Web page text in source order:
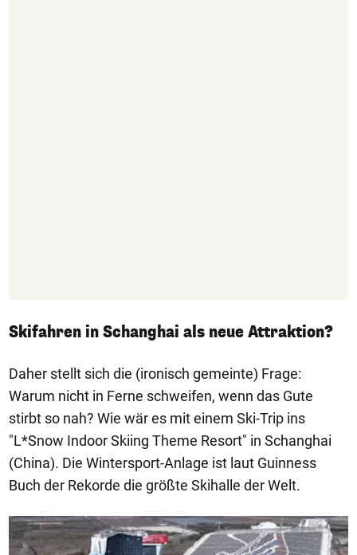
Skifahren in Schanghai als neue Attraktion?
Daher stellt sich die (ironisch gemeinte) Frage:
Warum nicht in Ferne schweifen, wenn das Gute
stirbt so nah? Wie wär es mit einem Ski-Trip ins
"L*Snow Indoor Skiing Theme Resort" in Schanghai
(China). Die Wintersport-Anlage ist laut Guinness
Buch der Rekorde die größte Skihalle der Welt.